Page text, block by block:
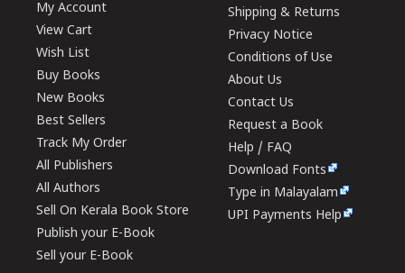
My Account
View Cart
Wish List
Buy Books
New Books
Best Sellers
Track My Order
All Publishers
All Authors
Sell On Kerala Book Store
Publish your E-Book
Sell your E-Book
Shipping & Returns
Privacy Notice
Conditions of Use
About Us
Contact Us
Request a Book
Help / FAQ
Download Fonts
Type in Malayalam
UPI Payments Help